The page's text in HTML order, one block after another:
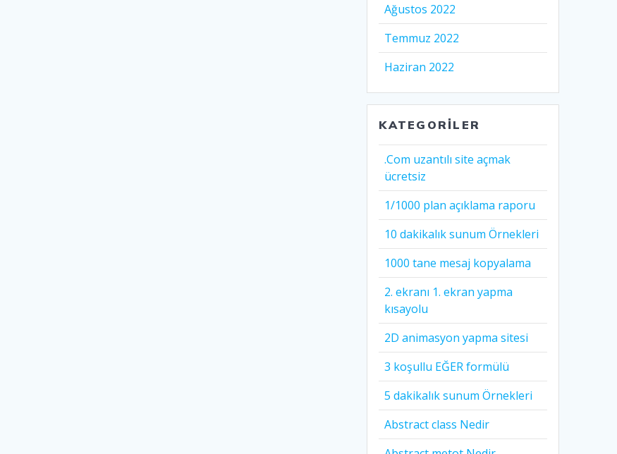
Ağustos 2022
Temmuz 2022
Haziran 2022
KATEGORILER
.Com uzantılı site açmak
ücretsiz
1/1000 plan açıklama raporu
10 dakikalık sunum Örnekleri
1000 tane mesaj kopyalama
2. ekranı 1. ekran yapma
kısayolu
2D animasyon yapma sitesi
3 koşullu EĞER formülü
5 dakikalık sunum Örnekleri
Abstract class Nedir